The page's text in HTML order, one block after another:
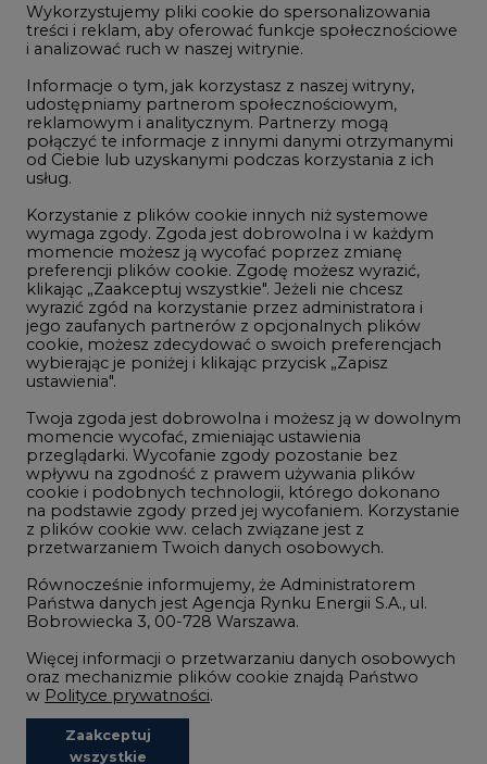
Studio CIRE
Rozmowy o energetyce
Gospodarka
Geopolityka
LTE450
Innowacje i AI
Telekomunikacja i IT
Handel emisjami CO2
Wodór
Górnictwo
Atom
Fotowoltaika
Offshore wind
Zielone samorządy
Zielona gospodarka
©2002- 2021 - 2026
Wykorzystujemy pliki cookie do spersonalizowania
treści i reklam, aby oferować funkcje społecznościowe
i analizować ruch w naszej witrynie.
Informacje o tym, jak korzystasz z naszej witryny,
udostępniamy partnerom społecznościowym,
reklamowym i analitycznym. Partnerzy mogą
połączyć te informacje z innymi danymi otrzymanymi
od Ciebie lub uzyskanymi podczas korzystania z ich
usług.
Korzystanie z plików cookie innych niż systemowe
wymaga zgody. Zgoda jest dobrowolna i w każdym
momencie możesz ją wycofać poprzez zmianę
preferencji plików cookie. Zgodę możesz wyrazić,
klikając „Zaakceptuj wszystkie". Jeżeli nie chcesz
wyrazić zgód na korzystanie przez administratora i
jego zaufanych partnerów z opcjonalnych plików
cookie, możesz zdecydować o swoich preferencjach
wybierając je poniżej i klikając przycisk „Zapisz
ustawienia".
Twoja zgoda jest dobrowolna i możesz ją w dowolnym
momencie wycofać, zmieniając ustawienia
przeglądarki. Wycofanie zgody pozostanie bez
wpływu na zgodność z prawem używania plików
cookie i podobnych technologii, którego dokonano
na podstawie zgody przed jej wycofaniem. Korzystanie
z plików cookie ww. celach związane jest z
przetwarzaniem Twoich danych osobowych.
Równocześnie informujemy, że Administratorem
Państwa danych jest Agencja Rynku Energii S.A., ul.
Bobrowiecka 3, 00-728 Warszawa.
Więcej informacji o przetwarzaniu danych osobowych
oraz mechanizmie plików cookie znajdą Państwo
w Polityce prywatności.
Zaakceptuj
wszystkie